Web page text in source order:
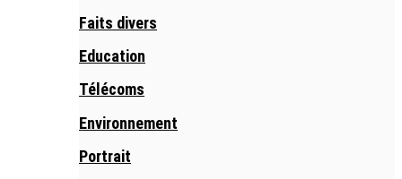
Faits divers
Education
Télécoms
Environnement
Portrait